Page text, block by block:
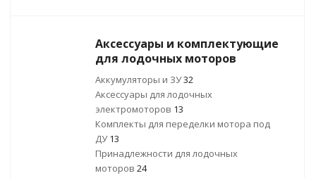
Аксессуары и комплектующие
для лодочных моторов
Аккумуляторы и ЗУ32
Аксессуары для лодочных
электромоторов 13
Комплекты для переделки мотора под
ДУ13
Принадлежности для лодочных
моторов 24